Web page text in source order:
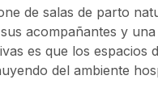
de salas de parto
acompañantes y una
es que los espacios
del ambiente